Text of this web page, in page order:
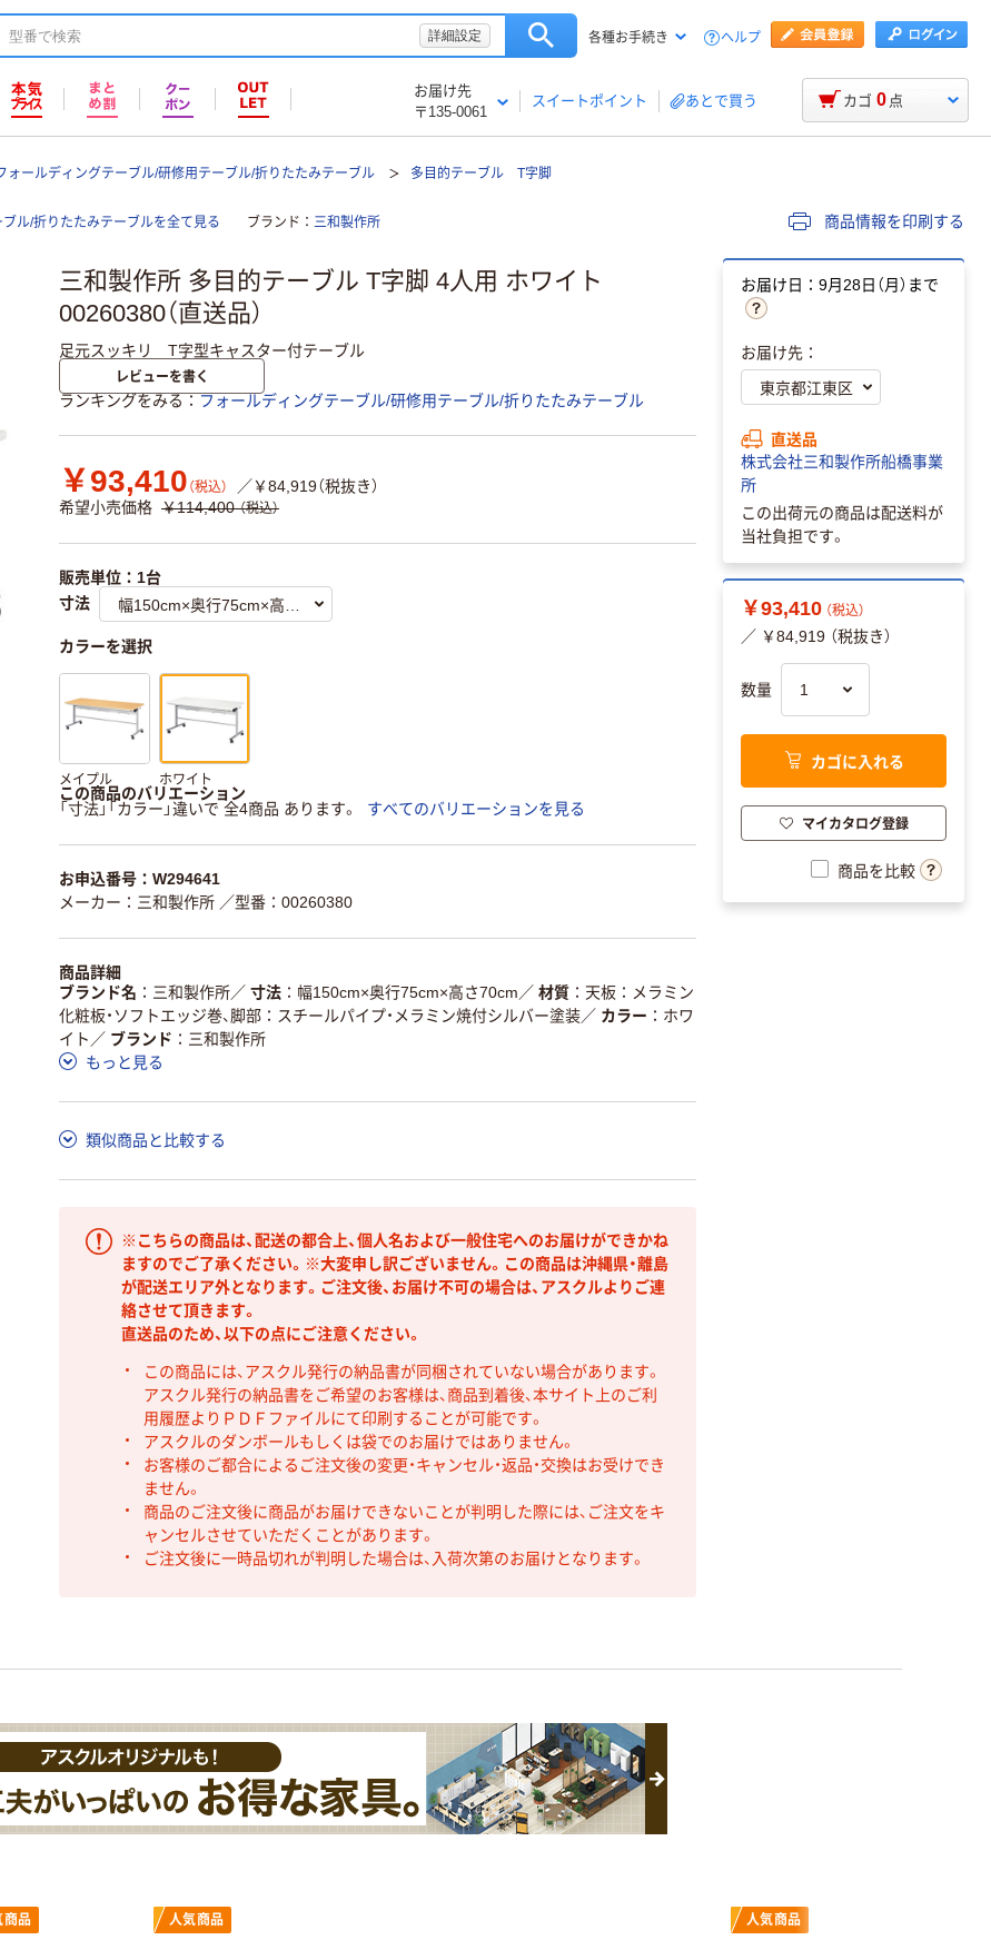
詳細設定 各種お手続き ヘルプ
お届け先
〒135-0061
スイートポイント あとで買う カゴ 0 点
ォールディングテーブル/研修用テーブル/折りたたみテーブル 多目的テーブル T字脚
ル/折りたたみテーブルを全て見る ブランド 三和製作所 商品情報を印刷する
三和製作所 多目的テーブル T字脚 4人用 ホワイト
00260380（直送品）
足元スッキリ T字型キャスター付テーブル
レビューを書く
ランキングをみる フォールディングテーブル/研修用テーブル/折りたたみテーブル
￥93,410 （税込）
／￥84,919（税抜き）
希望小売価格 ￥114,400 （税込）
販売単位：1台
寸法
カラーを選択
メイプル ホワイト
この商品のバリエーション
「寸法」「カラー」違いで 全4商品 あります。
すべてのバリエーションを見る
お申込番号：W294641
メーカー：三和製作所 ／型番：00260380
商品詳細
ブランド名
三和製作所／ 寸法 幅150cm×奥行75cm×高さ70cm ／ 材質
天板：メラミン
化粧板・ソフトエッジ巻、脚部：スチールパイプ・メラミン焼付シルバー塗装／ カラー
ホワ
イト ／ ブランド
三和製作所
もっと見る
類似商品と比較する
※こちらの商品は、配送の都合上、個人名および一般住宅へのお届けができかね
ますのでご了承ください。※大変申し訳ございません。この商品は沖縄県・離島
が配送エリア外となります。ご注文後、お届け不可の場合は、アスクルよりご連
絡させて頂きます。
直送品のため、以下の点にご注意ください。
この商品には、アスクル発行の納品書が同梱されていない場合があります。
アスクル発行の納品書をご希望のお客様は、商品到着後、本サイト上のご利
用履歴よりＰＤＦファイルにて印刷することが可能です。
アスクルのダンボールもしくは袋でのお届けではありません。
お客様のご都合によるご注文後の変更・キャンセル・返品・交換はお受けでき
ません。
商品のご注文後に商品がお届けできないことが判明した際には、ご注文をキ
ャンセルさせていただくことがあります。
ご注文後に一時品切れが判明した場合は、入荷次第のお届けとなります。
お届け日：9月28日（月）まで
お届け先：
直送品
株式会社三和製作所船橋事業
所
この出荷元の商品は配送料が
当社負担です。
￥93,410 （税込）
／ ￥84,919 （税抜き）
数量
カゴに入れる
マイカタログ登録
商品を比較
商品 人気商品 人気商品